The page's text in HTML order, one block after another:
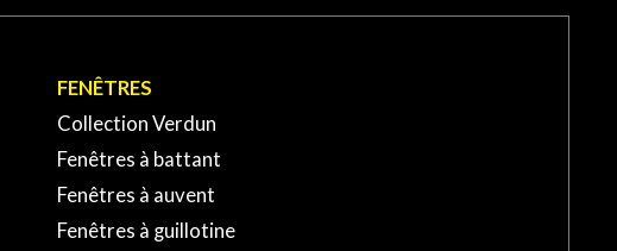
FENÊTRES
Collection Verdun
Fenêtres à battant
Fenêtres à auvent
Fenêtres à guillotine